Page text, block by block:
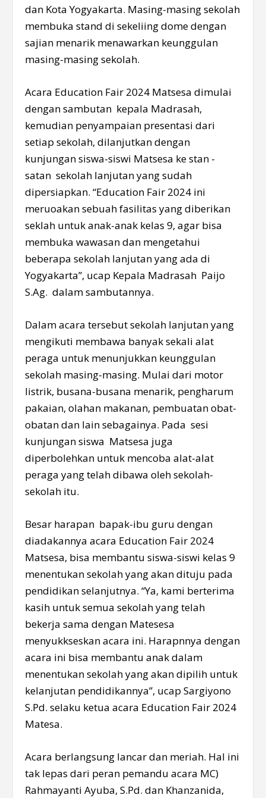
dan Kota Yogyakarta. Masing-masing sekolah
membuka stand di sekeliing dome dengan
sajian menarik menawarkan keunggulan
masing-masing sekolah.
Acara Education Fair 2024 Matsesa dimulai
dengan sambutan kepala Madrasah,
kemudian penyampaian presentasi dari
setiap sekolah, dilanjutkan dengan
kunjungan siswa-siswi Matsesa ke stan -
satan sekolah lanjutan yang sudah
dipersiapkan. “Education Fair 2024 ini
meruoakan sebuah fasilitas yang diberikan
seklah untuk anak-anak kelas 9, agar bisa
membuka wawasan dan mengetahui
beberapa sekolah lanjutan yang ada di
Yogyakarta”, ucap Kepala Madrasah Paijo
S.Ag. dalam sambutannya.
Dalam acara tersebut sekolah lanjutan yang
mengikuti membawa banyak sekali alat
peraga untuk menunjukkan keunggulan
sekolah masing-masing. Mulai dari motor
listrik, busana-busana menarik, pengharum
pakaian, olahan makanan, pembuatan obat-
obatan dan lain sebagainya. Pada sesi
kunjungan siswa Matsesa juga
diperbolehkan untuk mencoba alat-alat
peraga yang telah dibawa oleh sekolah-
sekolah itu.
Besar harapan bapak-ibu guru dengan
diadakannya acara Education Fair 2024
Matsesa, bisa membantu siswa-siswi kelas 9
menentukan sekolah yang akan dituju pada
pendidikan selanjutnya. “Ya, kami berterima
kasih untuk semua sekolah yang telah
bekerja sama dengan Matesesa
menyukkseskan acara ini. Harapnnya dengan
acara ini bisa membantu anak dalam
menentukan sekolah yang akan dipilih untuk
kelanjutan pendidikannya”, ucap Sargiyono
S.Pd. selaku ketua acara Education Fair 2024
Matesa.
Acara berlangsung lancar dan meriah. Hal ini
tak lepas dari peran pemandu acara MC)
Rahmayanti Ayuba, S.Pd. dan Khanzanida,